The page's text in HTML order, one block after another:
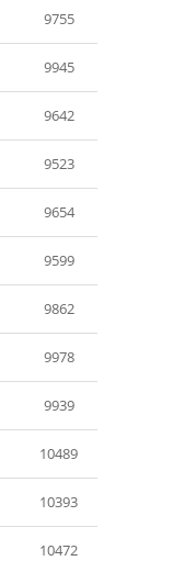
9755
9945
9642
9523
9654
9599
9862
9978
9939
10489
10393
10472